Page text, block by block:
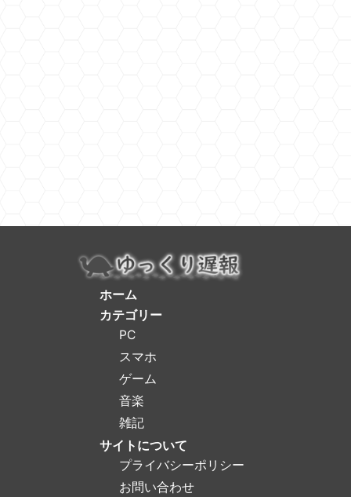
ホーム
カテゴリー
PC
スマホ
ゲーム
音楽
雑記
サイトについて
プライバシーポリシー
お問い合わせ